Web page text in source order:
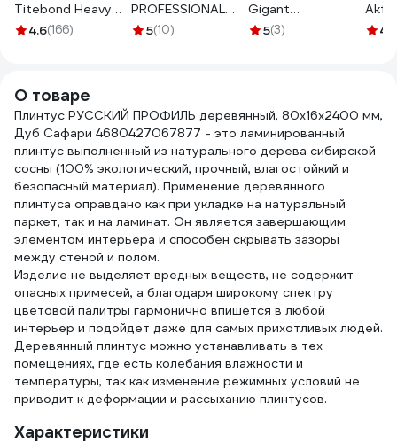
Titebond Heavy
Duty желтый
4.6(166)
PROFESSIONAL
HYDRO FIX
5(10)
Gigant
прозрачный 310
5(3) 4.7
О товаре
Плинтус РУССКИЙ ПРОФИЛЬ деревянный, 80х16х2400 мм,
Дуб Сафари 4680427067877 - это ламинированный
плинтус выполненный из натурального дерева сибирской
сосны (100% экологический, прочный, влагостойкий и
безопасный материал). Применение деревянного
плинтуса оправдано как при укладке на натуральный
паркет, так и на ламинат. Он является завершающим
элементом интерьера и способен скрывать зазоры
между стеной и полом.
Изделие не выделяет вредных веществ, не содержит
опасных примесей, а благодаря широкому спектру
цветовой палитры гармонично впишется в любой
интерьер и подойдет даже для самых прихотливых людей.
Деревянный плинтус можно устанавливать в тех
помещениях, где есть колебания влажности и
температуры, так как изменение режимных условий не
приводит к деформации и рассыханию плинтусов.
Характеристики